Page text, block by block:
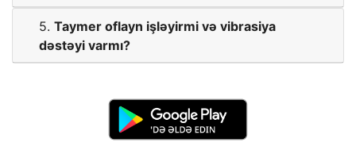
5. Taymer oflayn işləyirmi və vibrasiya
dəstəyi varmı?